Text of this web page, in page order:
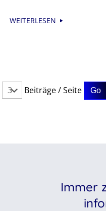
WEITERLESEN
Beiträge / Seite
Immer